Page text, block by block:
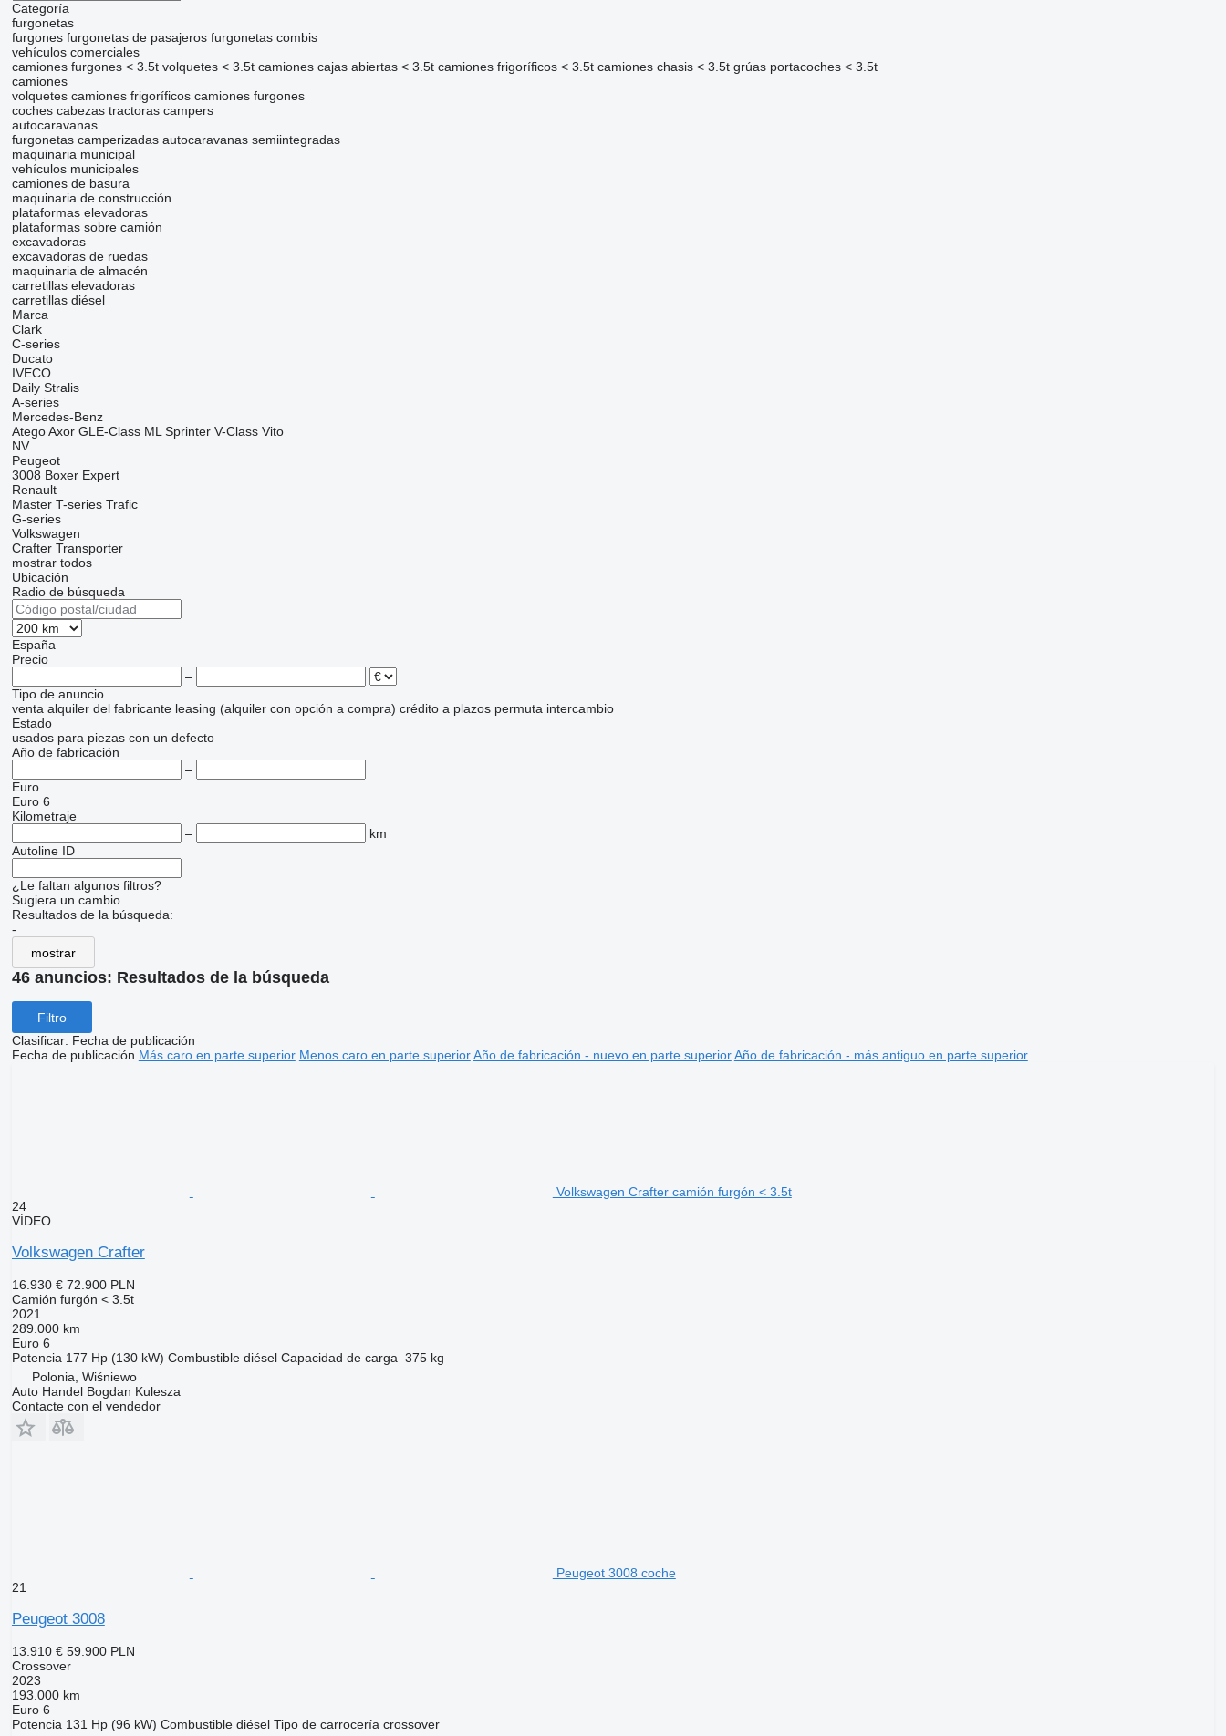
Categoría
furgonetas
furgones furgonetas de pasajeros furgonetas combis
vehículos comerciales
camiones furgones < 3.5t volquetes < 3.5t camiones cajas abiertas < 3.5t camiones frigoríficos < 3.5t camiones chasis < 3.5t grúas portacoches < 3.5t
camiones
volquetes camiones frigoríficos camiones furgones
coches cabezas tractoras campers
autocaravanas
furgonetas camperizadas autocaravanas semiintegradas
maquinaria municipal
vehículos municipales
camiones de basura
maquinaria de construcción
plataformas elevadoras
plataformas sobre camión
excavadoras
excavadoras de ruedas
maquinaria de almacén
carretillas elevadoras
carretillas diésel
Marca
Clark
C-series
Ducato
IVECO
Daily Stralis
A-series
Mercedes-Benz
Atego Axor GLE-Class ML Sprinter V-Class Vito
NV
Peugeot
3008 Boxer Expert
Renault
Master T-series Trafic
G-series
Volkswagen
Crafter Transporter
mostrar todos
Ubicación
Radio de búsqueda
España
Precio
–
Tipo de anuncio
venta alquiler del fabricante leasing (alquiler con opción a compra) crédito a plazos permuta intercambio
Estado
usados para piezas con un defecto
Año de fabricación
–
Euro
Euro 6
Kilometraje
–
km
Autoline ID
¿Le faltan algunos filtros?
Sugiera un cambio
Resultados de la búsqueda:
-
mostrar
46 anuncios: Resultados de la búsqueda
Filtro
Clasificar: Fecha de publicación
Fecha de publicación Más caro en parte superior Menos caro en parte superior Año de fabricación - nuevo en parte superior Año de fabricación - más antiguo en parte superior
Volkswagen Crafter camión furgón < 3.5t
24
VÍDEO
Volkswagen Crafter
16.930 € 72.900 PLN
Camión furgón < 3.5t
2021
289.000 km
Euro 6
Potencia 177 Hp (130 kW) Combustible diésel Capacidad de carga 375 kg
Polonia, Wiśniewo
Auto Handel Bogdan Kulesza
Contacte con el vendedor
Peugeot 3008 coche
21
Peugeot 3008
13.910 € 59.900 PLN
Crossover
2023
193.000 km
Euro 6
Potencia 131 Hp (96 kW) Combustible diésel Tipo de carrocería crossover